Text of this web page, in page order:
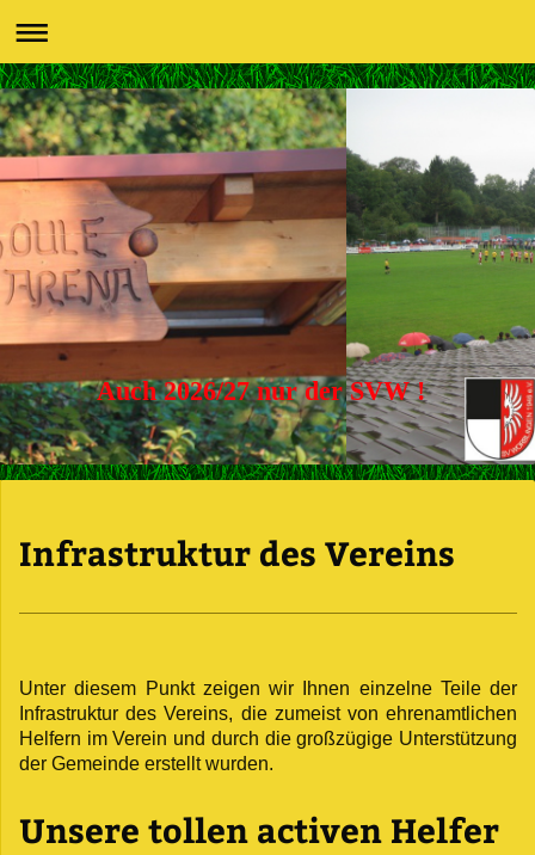
Auch 2026/27 nur der SVW !
Infrastruktur des Vereins
Unter diesem Punkt zeigen wir Ihnen einzelne Teile der
Infrastruktur des Vereins, die zumeist von ehrenamtlichen
Helfern im Verein und durch die großzügige Unterstützung
der Gemeinde erstellt wurden.
Unsere tollen activen Helfer